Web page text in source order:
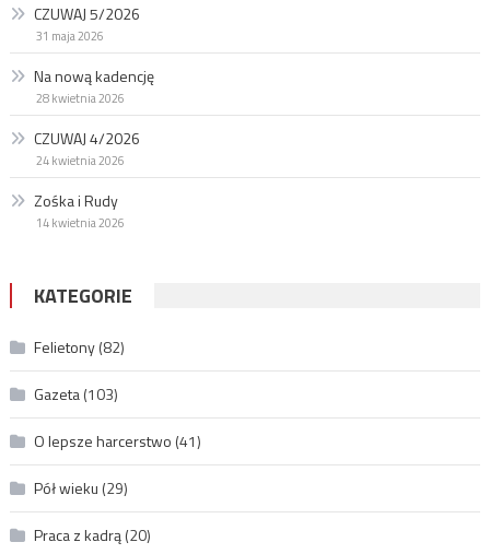
CZUWAJ 5/2026
31 maja 2026
Na nową kadencję
28 kwietnia 2026
CZUWAJ 4/2026
24 kwietnia 2026
Zośka i Rudy
14 kwietnia 2026
KATEGORIE
Felietony(82)
Gazeta(103)
O lepsze harcerstwo (41)
Pół wieku (29)
Praca z kadrą(20)